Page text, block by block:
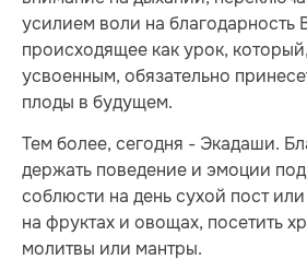
усилием воли на благодарность
происходящее как урок,
усвоенным, обязательно
плоды в будущем.
Тем более, сегодня - Экадаши.
держать поведение и эмоции
соблюсти на день сухой пост
на фруктах и овощах, посетить
молитвы или мантры.